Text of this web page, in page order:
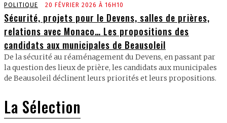
POLITIQUE 20 FÉVRIER 2026 À 16H10
Sécurité, projets pour le Devens, salles de prières,
relations avec Monaco… Les propositions des
candidats aux municipales de Beausoleil
De la sécurité au réaménagement du Devens, en passant par
la question des lieux de prière, les candidats aux municipales
de Beausoleil déclinent leurs priorités et leurs propositions.
La Sélection